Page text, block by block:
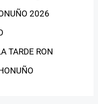
2026
TARDE RON